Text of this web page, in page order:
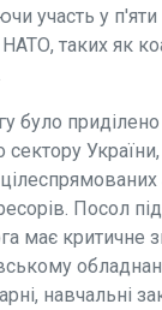
участь у п'яти
таких як
було приділено
сектору
Посол
має критичне
навчальні